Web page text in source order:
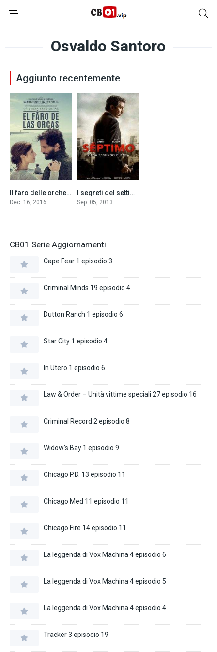
Osvaldo Santoro
Aggiunto recentemente
6.9Il faro delle orche (2016)
Dec. 16, 2016
5.9
I segreti del settimo piano (2013)
Sep. 05, 2013
CB01 Serie Aggiornamenti
Cape Fear 1 episodio 3
Criminal Minds 19 episodio 4
Dutton Ranch 1 episodio 6
Star City 1 episodio 4
In Utero 1 episodio 6
Law & Order – Unità vittime speciali 27 episodio 16
Criminal Record 2 episodio 8
Widow’s Bay 1 episodio 9
Chicago P.D. 13 episodio 11
Chicago Med 11 episodio 11
Chicago Fire 14 episodio 11
La leggenda di Vox Machina 4 episodio 6
La leggenda di Vox Machina 4 episodio 5
La leggenda di Vox Machina 4 episodio 4
Tracker 3 episodio 19